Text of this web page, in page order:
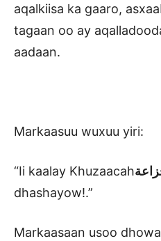
aqalkiisa ka gaaro,
tagaan oo ay
aadaan.
Markaasuu wuxuu yiri:
“Ii kaalay Khuzaacah
dhashayow!.”
Markaasaan usoo